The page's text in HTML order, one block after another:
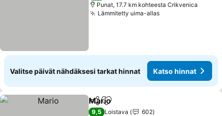
Punat, 17.7 km kohteesta Crikvenica
Lämmitetty uima-allasKatso hinnat
Valitse päivät nähdäksesi tarkat hinnat Katso hinnat
Jaa Lisää suosikkeihin
Mario
9,5 Loistava
602